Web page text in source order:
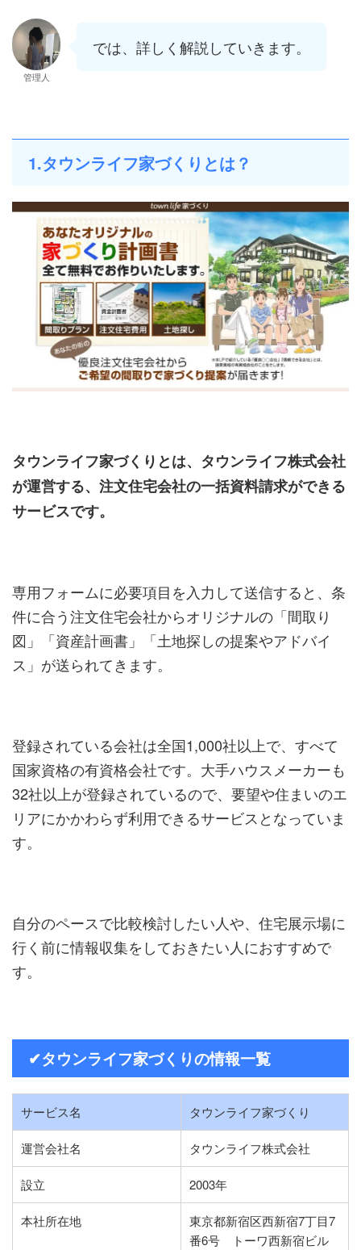
管理人
では、詳しく解説していきます。
1.タウンライフ家づくりとは？
タウンライフ家づくりとは、タウンライフ株式会社
が運営する、注文住宅会社の一括資料請求ができる
サービスです。
専用フォームに必要項目を入力して送信すると、条
件に合う注文住宅会社からオリジナルの「間取り
図」「資産計画書」「土地探しの提案やアドバイ
ス」が送られてきます。
登録されている会社は全国1,000社以上で、すべて
国家資格の有資格会社です。大手ハウスメーカーも
32社以上が登録されているので、要望や住まいのエ
リアにかかわらず利用できるサービスとなっていま
す。
自分のペースで比較検討したい人や、住宅展示場に
行く前に情報収集をしておきたい人におすすめで
す。
✔︎タウンライフ家づくりの情報一覧
サービス名 タウンライフ家づくり
運営会社名 タウンライフ株式会社
設立 2003年
本社所在地
東京都新宿区西新宿7丁目7
番6号 トーワ西新宿ビル